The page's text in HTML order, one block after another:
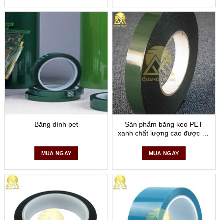
– Dùng để dán các ghi chú trong phòng sạch
– Đảm bảo an toàn cho người lao động, bảo vệ linh kiện điện
tử và các thiết bị tốt hơn. Là sản phẩm lý tưởng cho việc
bảo vệ các sản phẩm: Bảng mạch, linh kiện điện tử, chất
bán dẫn,… rất nhạy cảm trong quá trình sản xuất, gò hàn,…
Băng dính chống tĩnh điện có nhiều ứng dụng hữu ích
Băng dính chống tĩnh Quang Trungluôn bảo đảm cao về
mặt chất lượng bởi sản phẩm của chúng tôiđược sản
xuất trên dây truyền hiện đại, đảm bảo đáp ứng được những
tiêu chuẩn khắt khe nhất của khách hàng. Công ty với hệ
thống máy móc hiện đại và lựa chọn nguồn nguyên liệu tốt
nhất luôn cho ra đời những sản phẩm băng dính chất lượng
và an toàn cho người sử dụng. Đồng thời chúng tôi cũng
cung cấp băng dính chông tĩnh điện với giá cả hợp lý, mang
tính cạch tranh cao.
Băng dính pet
MUA NGAY
Sản phẩm băng keo PET
xanh chất lượng cao được sử
MUA NGAY